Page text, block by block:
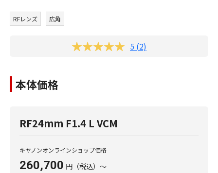
RFレンズ 広角
5 (2)
本体価格
RF24mm F1.4 L VCM
キヤノンオンラインショップ価格
260,700 円 （税込） ～